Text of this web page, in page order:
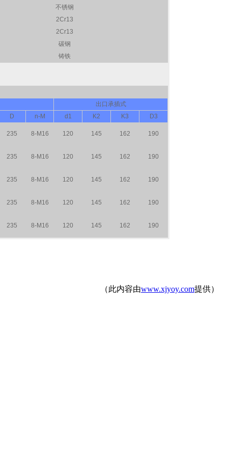
不锈钢
2Cr13
2Cr13
碳钢
铸铁
出口承插式
D n-M d1 K2 K3
D3
235 8-M16 120 145 162 190
235 8-M16 120 145 162 190
235 8-M16 120 145 162 190
235 8-M16 120 145 162 190
235 8-M16 120 145 162 190
（此内容由www.xjyoy.com提供）